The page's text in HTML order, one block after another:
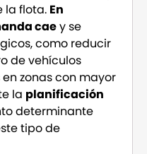
la flota. En
caey se
como reducir
de vehículos
zonas con mayor
la planificación
determinante
tipo de